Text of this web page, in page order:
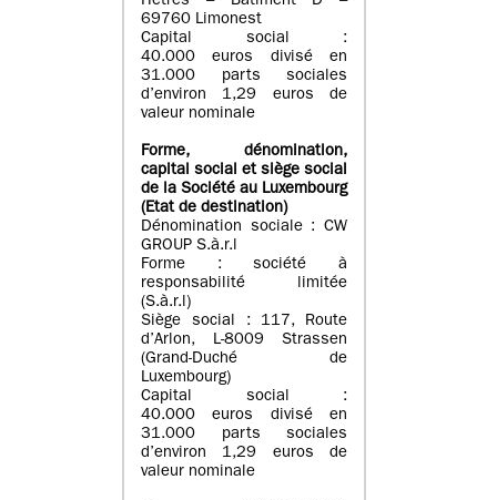
69760 Limonest
Capital social :
40.000 euros divisé en
31.000 parts sociales
d’environ 1,29 euros de
valeur nominale
Forme, dénomination,
capital social et siège social
de la Société au Luxembourg
(Etat de destination)
Dénomination sociale : CW
GROUP S.à.r.l
Forme : société à
responsabilité limitée
(S.à.r.l)
Siège social : 117, Route
d’Arlon, L-8009 Strassen
(Grand-Duché de
Luxembourg)
Capital social :
40.000 euros divisé en
31.000 parts sociales
d’environ 1,29 euros de
valeur nominale